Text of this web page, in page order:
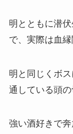
明とともに潜
で、実際は血縁
明と同じくボ
通している頭の
強い酒好きで